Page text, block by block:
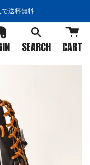
で送料無料
SEARCH CART